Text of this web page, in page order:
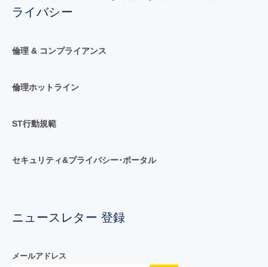
ライバシー
倫理 & コンプライアンス
倫理ホットライン
ST行動規範
セキュリティ&プライバシー･ポータル
ニュースレター 登録
メールアドレス